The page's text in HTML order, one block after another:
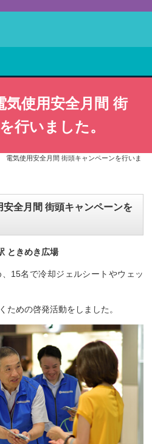
使用安全月間 街
行いました。
気使用安全月間 街頭キャンペーンを行いま
月間 街頭キャンペーンを
ときめき広場
15名で冷却ジェルシートやウェッ
ための啓発活動をしました。